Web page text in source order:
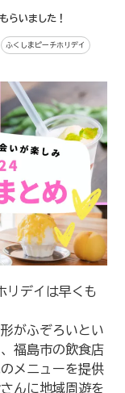
らいました！
ふくしまピーチホリデイ
リデイは早くも
がふぞろいとい
福島市の飲食店
メニューを提供
んに地域周遊を